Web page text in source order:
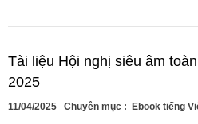
Tài liệu Hội nghị siêu âm
2025
11/04/2025 Chuyên mục : Ebook tiếng